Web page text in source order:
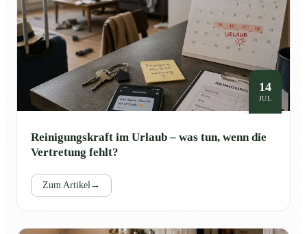
14
JUL
Reinigungskraft im Urlaub – was tun, wenn die
Vertretung fehlt?
Zum Artikel →